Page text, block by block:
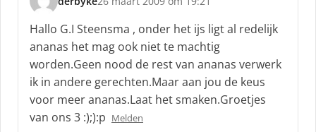
s
c
h
r
e
e
f
Hallo G.I Steensma , onder het ijs ligt al redelijk
ananas het mag ook niet te machtig
worden.Geen nood de rest van ananas verwerk
ik in andere gerechten.Maar aan jou de keus
voor meer ananas.Laat het smaken.Groetjes
van ons 3 :);):p Melden